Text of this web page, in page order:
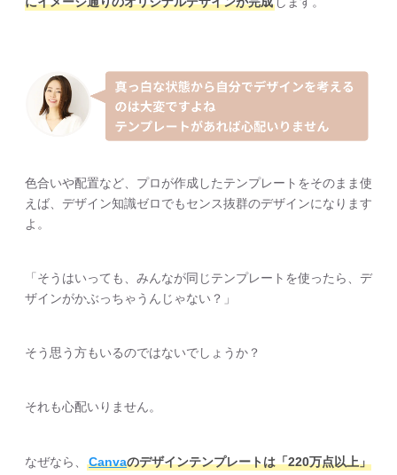
色合いや配置など、プロが作成したテンプレートをそのまま使
えば、デザイン知識ゼロでもセンス抜群のデザインになります
よ。
「そうはいっても、みんなが同じテンプレートを使ったら、デ
ザインがかぶっちゃうんじゃない？」
そう思う方もいるのではないでしょうか？
それも心配いりません。
なぜなら、 Canvaのデザインテンプレートは「220万点以上」